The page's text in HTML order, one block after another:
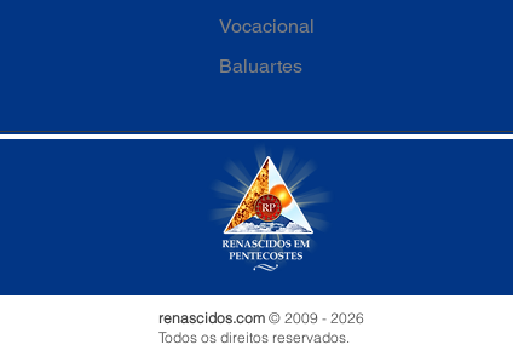
Vocacional
Baluartes
renascidos.com© 2009 - 2026
Todos os direitos reservados.